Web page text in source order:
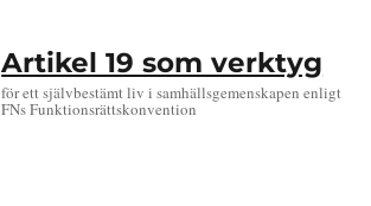
Artikel 19 som verktyg
för ett självbestämt liv i samhällsgemenskapen enligt
FNs Funktionsrättskonvention